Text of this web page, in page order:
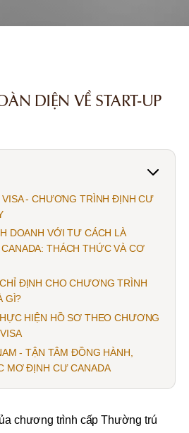
DIỆN VỀ START-UP
VISA - CHƯƠNG TRÌNH ĐỊNH CƯ
DOANH VỚI TƯ CÁCH LÀ
THÁCH THỨC VÀ CƠ
ĐỊNH CHO CHƯƠNG TRÌNH
GÌ?
HIỆN HỒ SƠ THEO CHƯƠNG
- TẬN TÂM ĐỒNG HÀNH,
MƠ ĐỊNH CƯ CANADA
chương trình cấp Thường trú